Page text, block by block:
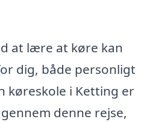
at lære at køre kan
dig, både personligt
køreskole i Ketting er
denne rejse,